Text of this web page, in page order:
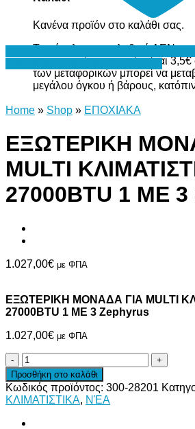
Κανένα προϊόν στο καλάθι σας.
Το σύνολο του καλαθιού ΔΕΝ
μεταφορικών, το οποίο είναι
των μεταφορικών μπορεί να
μεγάλου όγκου ή βάρους,
Home » Shop » ΕΠΟΧΙΑΚΑ
ΕΞΩΤΕΡΙΚΗ
MULTI
27000BTU 1 ΜΕ
1.027,00€ με ΦΠΑ
ΕΞΩΤΕΡΙΚΗ ΜΟΝΑΔΑ ΓΙΑ MULTI
27000BTU 1 ΜΕ 3 Zephyrus
1.027,00€ με ΦΠΑ
ΕΞΩΤΕΡΙΚΗ
ΜΟΝΑΔΑ
ΓΙΑ
MULTI
ΚΛΙΜΑΤΙΣΤΙΚΑ
27000BTU
Προσθήκη στο καλάθι
Κωδικός προϊόντος: 300-28201
ΚΛΙΜΑΤΙΣΤΙΚΑ, ΝΈΑ